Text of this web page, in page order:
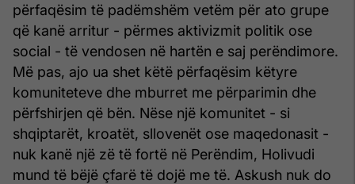
përfaqësim të padëmshëm vetëm për ato grupe
që kanë arritur - përmes aktivizmit politik ose
social - të vendosen në hartën e saj perëndimore.
Më pas, ajo ua shet këtë përfaqësim këtyre
komuniteteve dhe mburret me përparimin dhe
përfshirjen që bën. Nëse një komunitet - si
shqiptarët, kroatët, sllovenët ose maqedonasit -
nuk kanë një zë të fortë në Perëndim, Holivudi
mund të bëjë çfarë të dojë me të. Askush nuk do